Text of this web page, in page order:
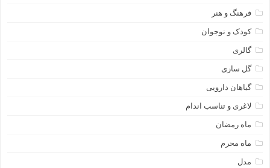
فرهنگ و هنر
کودک و نوجوان
گالری
گل سازی
گیاهان دارویی
لاغری و تناسب اندام
ماه رمضان
ماه محرم
مدل